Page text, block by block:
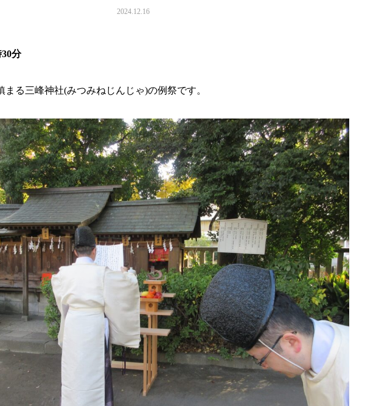
2024.12.16
分
まる三峰神社(みつみねじんじゃ)の例祭です。